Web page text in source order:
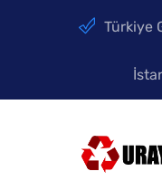
Türkiye